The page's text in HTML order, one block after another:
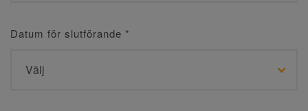
Datum för slutförande *